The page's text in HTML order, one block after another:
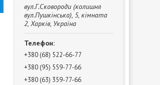
вул.Г.Сковороди (колишня
вул.Пушкінська), 5, кімната
2, Харків, Україна
+380 (68) 522-66-77
+380 (95) 559-77-66
+380 (63) 359-77-66